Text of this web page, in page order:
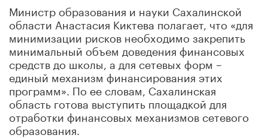
Министр образования и науки Сахалинской
области Анастасия Киктева полагает, что «для
минимизации рисков необходимо закрепить
минимальный объем доведения финансовых
средств до школы, а для сетевых форм –
единый механизм финансирования этих
программ». По ее словам, Сахалинская
область готова выступить площадкой для
отработки финансовых механизмов сетевого
образования.